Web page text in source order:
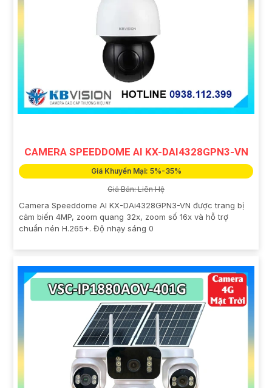
CAMERA SPEEDDOME AI KX-DAI4328GPN3-VN
Giá Khuyến Mại: 5%-35%
Giá Bán: Liên Hệ
Camera Speeddome AI KX-DAi4328GPN3-VN được trang bị
cảm biến 4MP, zoom quang 32x, zoom số 16x và hỗ trợ
chuẩn nén H.265+. Độ nhạy sáng 0